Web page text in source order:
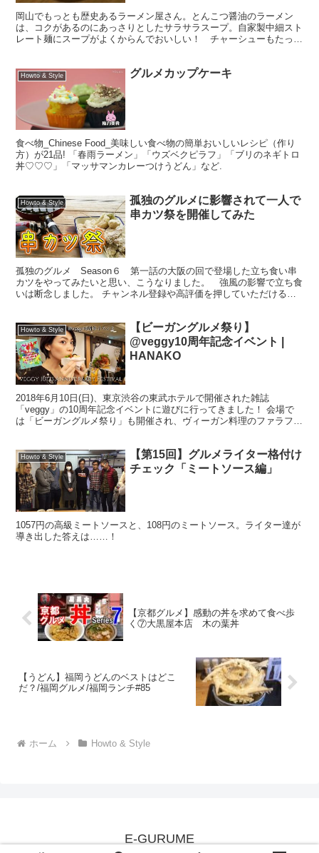
岡山でもっとも歴史あるラーメン屋さん。とんこつ醤油のラーメン
は、コクがあるのにあっさりとしたサラサラスープ。自家製中細スト
レート麺にスープがよくからんでおいしい！ チャーシューもたっぷ
Howto & Style グルメカップケーキ
食べ物_Chinese Food_美味しい食べ物の簡単おいしいレシピ（作り
方）が21品! 「春雨ラーメン」「ウズベクピラフ」「ブリのネギトロ
丼♡♡♡」「マッサマンカレーつけうどん」など.
Howto & Style
孤独のグルメに影響されて一人で
串カツ祭を開催してみた
孤独のグルメ Season６ 第一話の大阪の回で登場した立ち食い串
カツをやってみたいと思い、こうなりました。 強風の影響で立ち食
いは断念しました。 チャンネル登録や高評価を押していただけると
Howto & Style
【ビーガングルメ祭り】
@veggy10周年記念イベント |
HANAKO
2018年6月10日(日)、東京渋谷の東武ホテルで開催された雑誌
「veggy」の10周年記念イベントに遊びに行ってきました！ 会場で
は「ビーガングルメ祭り」も開催され、ヴィーガン料理のファラフェ
Howto & Style
【第15回】グルメライター格付け
チェック「ミートソース編」
1057円の高級ミートソースと、108円のミートソース。ライター達が
導き出した答えは……！
【京都グルメ】感動の丼を求めて食べ歩
く⑦大黒屋本店 木の葉丼
【うどん】福岡うどんのベストはどこ
だ？/福岡グルメ/福岡ランチ#85
ホーム Howto & Style
E-GURUME